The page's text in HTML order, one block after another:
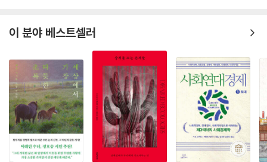
괄한다. 기본적으로 망고는 비영리 단체의 직원들에게 회계·재정에 관한
교육을 해준다. 회계·재정 전문가들에게도 교육을 하지만 주된 대상은 일
반 직원들이다. 일반 직원들은 막연하게 회계나 재정에 대한 두려움을 가
지고 있다. 이 두려움을 없애주는 것이다. 예산을 어떻게 계획하고 실행하
고 통제할 수 있는지, 운영의 리스크는 무엇인지 가르친다.
---p.380
요리하려는 사람들은 《올리버는 어떻게 세상을 요리할까?》를 펼쳐보자.
를 전해들을 수 있을 테니까.
이 분야 베스트셀러